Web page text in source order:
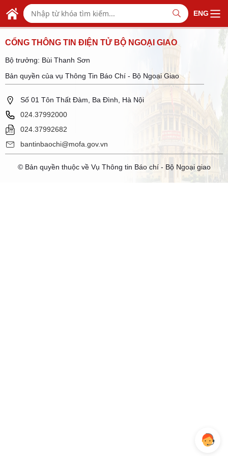
Skip to Main Content
BỘ NGOẠI GIAO VIỆT NAM
MINISTRY OF FOREIGN AFFAIRS
ENG
CỔNG THÔNG TIN ĐIỆN TỬ BỘ NGOẠI GIAO
Bộ trưởng: Bùi Thanh Sơn
Bản quyền của vụ Thông Tin Báo Chí - Bộ Ngoại Giao
Số 01 Tôn Thất Đàm, Ba Đình, Hà Nội
024.37992000
024.37992682
bantinbaochi@mofa.gov.vn
© Bản quyền thuộc về Vụ Thông tin Báo chí - Bộ Ngoại giao